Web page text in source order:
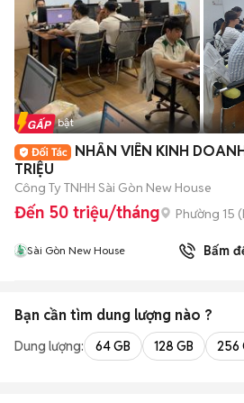
Tin nổi bật
NHÂN VIÊN KINH
TRIỆU
Công Ty TNHH Sài Gòn New House
Đến 50 triệu/tháng Phường 15 (
Sài Gòn New House Bấm
Bạn cần tìm dung lượng nào ?
Dung lượng: 64 GB 128 GB 256